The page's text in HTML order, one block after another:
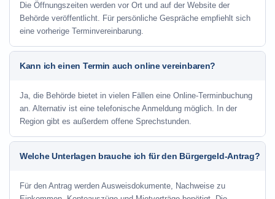
Die Öffnungszeiten werden vor Ort und auf der Website der
Behörde veröffentlicht. Für persönliche Gespräche empfiehlt sich
eine vorherige Terminvereinbarung.
Kann ich einen Termin auch online vereinbaren?
Ja, die Behörde bietet in vielen Fällen eine Online-Terminbuchung
an. Alternativ ist eine telefonische Anmeldung möglich. In der
Region gibt es außerdem offene Sprechstunden.
Welche Unterlagen brauche ich für den Bürgergeld-Antrag?
Für den Antrag werden Ausweisdokumente, Nachweise zu